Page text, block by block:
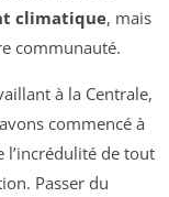
climatique, mais
communauté.
à la Centrale,
commencé à
l’incrédulité de tout
Passer du